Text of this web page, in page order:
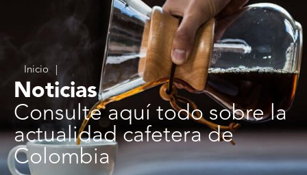
Inicio |
Noticias
Consulte aquí todo sobre la
actualidad cafetera de
Colombia